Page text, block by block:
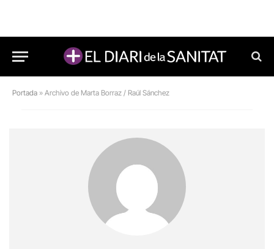
Portada » Archivo de Marta Borraz / Raúl Sánchez